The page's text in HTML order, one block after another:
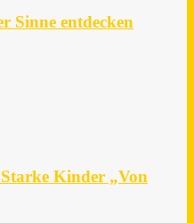
Sinne entdecken
Kinder „Von